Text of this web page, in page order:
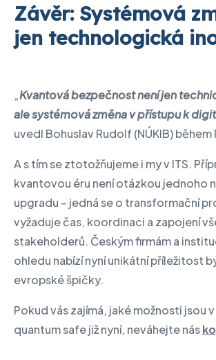
Závěr: Systémová
jen technologická
„Kvantová bezpečnost není jen
ale systémová změna v přístupu k
uvedl Bohuslav Rudolf (NÚKIB) během
A s tím se ztotožňujeme i my v ITS.
kvantovou éru není otázkou jednoho
upgradu – jedná se o transformační
vyžaduje čas, koordinaci a zapojení
stakeholderů. Českým firmám a
ohledu nabízí nyní unikátní příležitost
evropské špičky.
Pokud vás zajímá, jaké možnosti jsou
quantum safe již nyní, neváhejte nás